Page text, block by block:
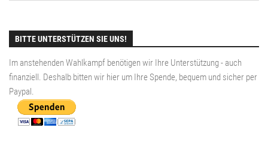
BITTE UNTERSTÜTZEN SIE UNS!
Im anstehenden Wahlkampf benötigen wir Ihre Unterstützung - auch
finanziell. Deshalb bitten wir hier um Ihre Spende, bequem und sicher per
Paypal.